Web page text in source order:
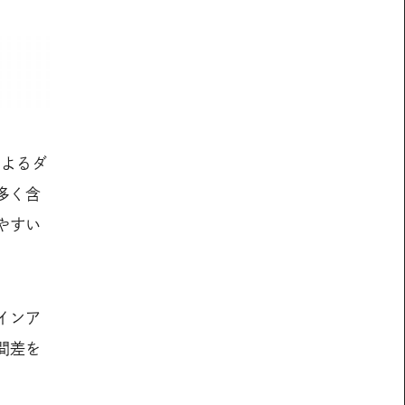
るダ
く含
すい
ンア
差を